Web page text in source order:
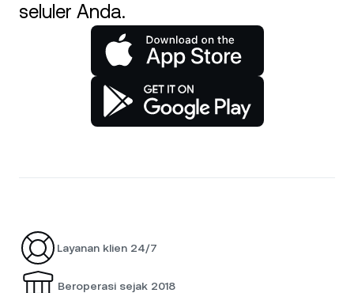
seluler Anda.
Layanan klien 24/7
Beroperasi sejak 2018